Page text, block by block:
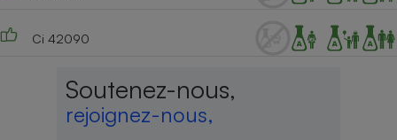
Ci 42090
Soutenez-nous,
rejoignez-nous,